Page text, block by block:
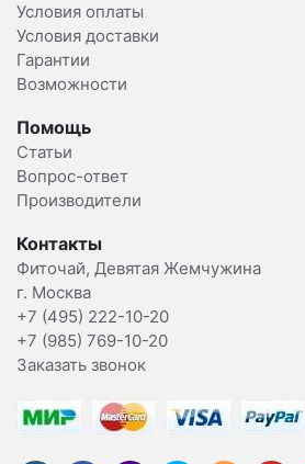
Условия оплаты
Условия доставки
Гарантии
Возможности
Помощь
Статьи
Вопрос-ответ
Производители
Контакты
Фиточай, Девятая Жемчужина
г. Москва
+7 (495) 222-10-20
+7 (985) 769-10-20
Заказать звонок